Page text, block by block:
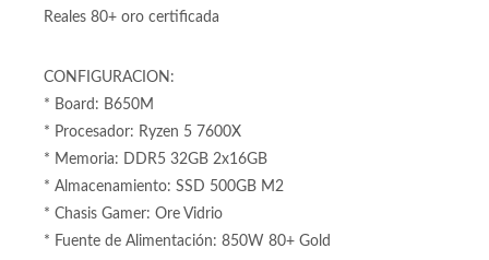
Reales 80+ oro certificada
CONFIGURACION:
* Board: B650M
* Procesador: Ryzen 5 7600X
* Memoria: DDR5 32GB 2x16GB
* Almacenamiento: SSD 500GB M2
* Chasis Gamer: Ore Vidrio
* Fuente de Alimentación: 850W 80+ Gold